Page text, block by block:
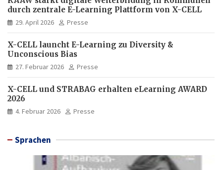
durch zentrale E-Learning Plattform von X-CELL
29. April 2026 Presse
X-CELL launcht E-Learning zu Diversity &
Unconscious Bias
27. Februar 2026 Presse
X-CELL und STRABAG erhalten eLearning AWARD
2026
4. Februar 2026 Presse
Sprachen